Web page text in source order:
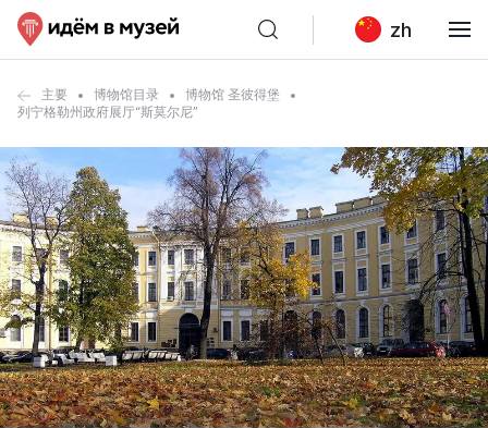
zh
主要 博物馆目录
博物馆 圣彼得堡
列宁格勒州政府展厅“斯莫尔尼”